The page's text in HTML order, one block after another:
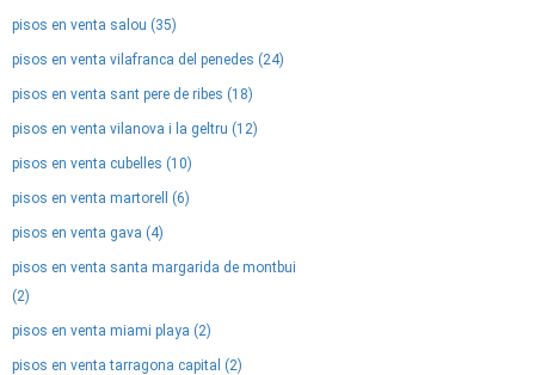
pisos en venta salou (35)
pisos en venta vilafranca del penedes (24)
pisos en venta sant pere de ribes (18)
pisos en venta vilanova i la geltru (12)
pisos en venta cubelles (10)
pisos en venta martorell (6)
pisos en venta gava (4)
pisos en venta santa margarida de montbui
(2)
pisos en venta miami playa (2)
pisos en venta tarragona capital (2)